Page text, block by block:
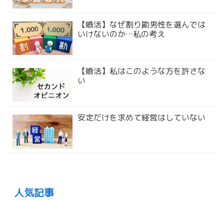
【婚活】なぜ割り勘男性を選んでは
いけないのか…私の考え
【婚活】私はこのような方を許さな
い
安定だけを求めて経営はしていない
人気記事